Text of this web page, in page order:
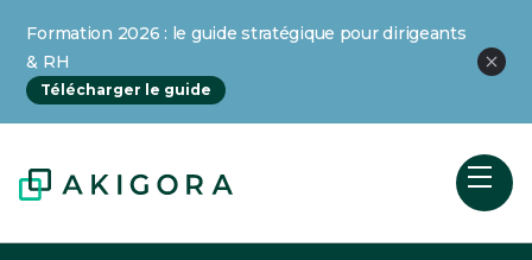
Formation 2026 : le guide stratégique pour dirigeants
& RH
Télécharger le guide